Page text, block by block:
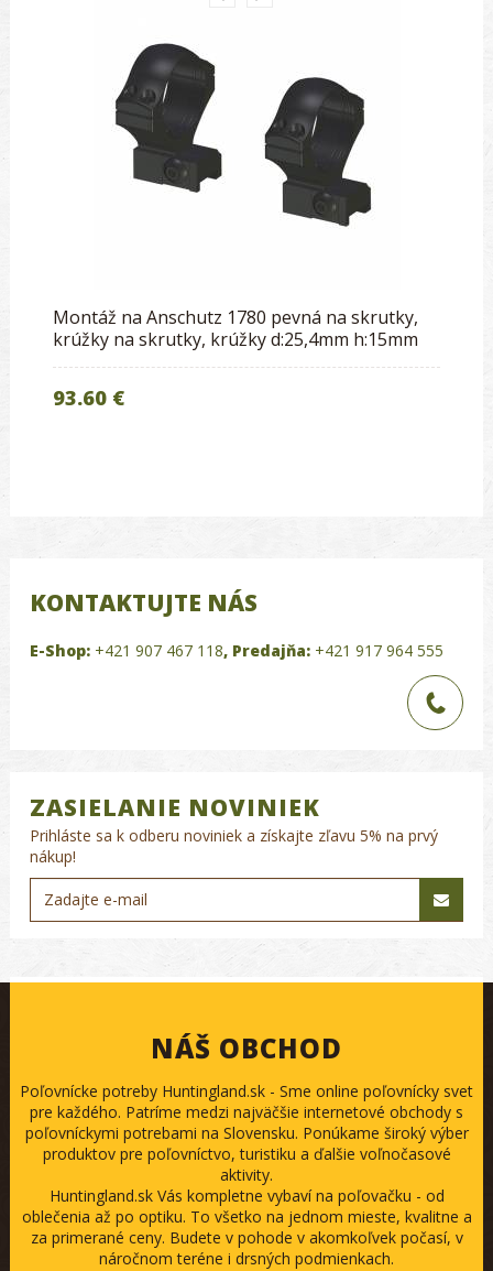
Montáž na Anschutz 1780 pevná na skrutky,
krúžky na skrutky, krúžky d:25,4mm h:15mm
93.60 €
KONTAKTUJTE NÁS
E-Shop: +421 907 467 118, Predajňa: +421 917 964 555
ZASIELANIE NOVINIEK
Prihláste sa k odberu noviniek a získajte zľavu 5% na prvý
nákup!
NÁŠ OBCHOD
Poľovnícke potreby Huntingland.sk - Sme online poľovnícky svet
pre každého. Patríme medzi najväčšie internetové obchody s
poľovníckymi potrebami na Slovensku. Ponúkame široký výber
produktov pre poľovníctvo, turistiku a ďalšie voľnočasové
aktivity.
Huntingland.sk Vás kompletne vybaví na poľovačku - od
oblečenia až po optiku. To všetko na jednom mieste, kvalitne a
za primerané ceny. Budete v pohode v akomkoľvek počasí, v
náročnom teréne i drsných podmienkach.